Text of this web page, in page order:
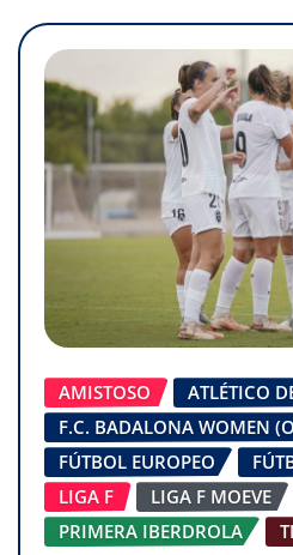
AMISTOSO
ATLÉTICO
F.C. BADALONA WOMEN
FÚTBOL EUROPEO
LIGA F
LIGA F MOEVE
PRIMERA IBERDROLA